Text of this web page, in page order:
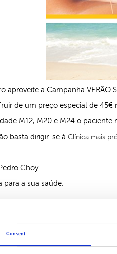
Consent
aproveite a Campanha VERÃO
de um preço especial de
M12, M20 e M24 o paciente
basta dirigir-se à Clínica mais
Choy.
a sua saúde.